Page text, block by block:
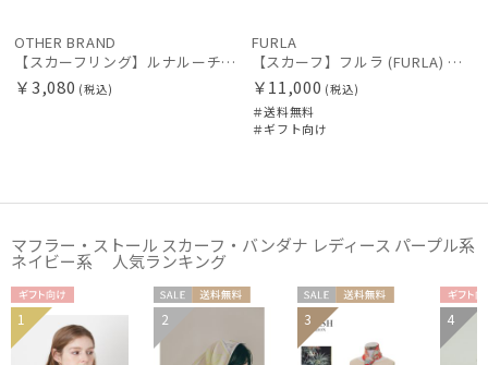
OTHER BRAND
【スカーフリング】ルナルーチェ (Luna Luce) バイカラークロス お手持ちのスカーフを通すだけ ギフト
￥3,080 (税込)
FURLA
【スカーフ】フルラ (FURLA) ベルトスクエア 88cm×88cm UV 手洗い可 プレゼント ギフト
￥11,000 (税込)
＃送料無料
＃ギフト向け
マフラー・ストール スカーフ・バンダナ レディース パープル系
ネイビー系 人気ランキング
ギフト
向け
WOME
N
1
セー 送料無
WOME
N
2
セー
ル
送料無
WOME
N
3
ギフト
向け
N
4